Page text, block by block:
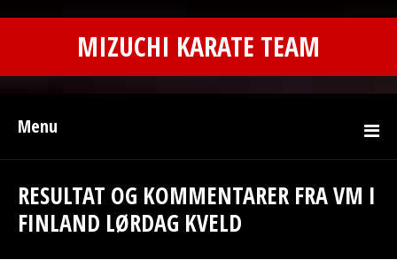
MIZUCHI KARATE TEAM
Menu
RESULTAT OG KOMMENTARER FRA VM I
FINLAND LØRDAG KVELD